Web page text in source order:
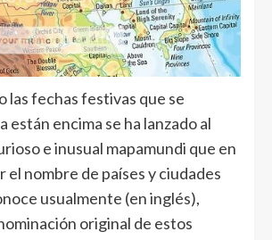
las fechas festivas que se
están encima se ha lanzado al
e inusual mapamundi que en
el nombre de países y ciudades
usualmente (en inglés),
original de estos